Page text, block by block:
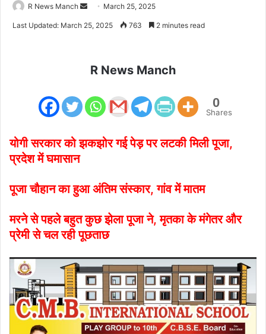
R News Manch
Send March 25, 2025
Last Updated: March 25, 2025 763 2 minutes read
R News Manch
0
Shares
योगी सरकार को झकझोर गई पेड़ पर लटकी मिली पूजा,
प्रदेश में घमासान
पूजा चौहान का हुआ अंतिम संस्कार, गांव में मातम
मरने से पहले बहुत कुछ झेला पूजा ने, मृतका के मंगेतर और
प्रेमी से चल रही पूछताछ